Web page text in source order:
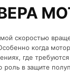
скоростью
когда
где
в защите